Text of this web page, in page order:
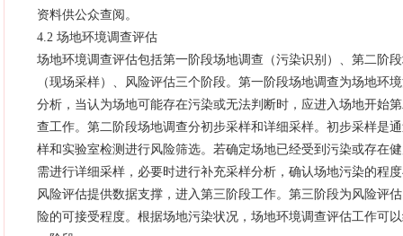
资料供公众查阅。
4.2 场地环境调查评估
场地环境调查评估包括第一阶段场地调查（污染识别）、第二阶
（现场采样）、风险评估三个阶段。第一阶段场地调查为场地环
分析，当认为场地可能存在污染或无法判断时，应进入场地开始
查工作。第二阶段场地调查分初步采样和详细采样。初步采样是
样和实验室检测进行风险筛选。若确定场地已经受到污染或存在
需进行详细采样，必要时进行补充采样分析，确认场地污染的程
风险评估提供数据支撑，进入第三阶段工作。第三阶段为风险评
险的可接受程度。根据场地污染状况，场地环境调查评估工作可